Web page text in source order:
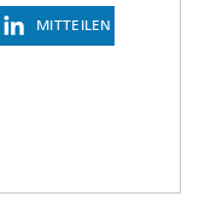
MITTEILEN